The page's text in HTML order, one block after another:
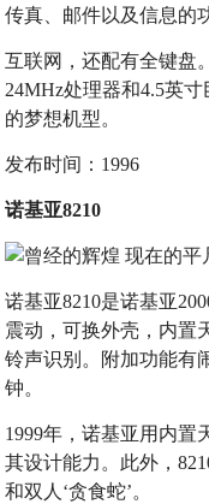
传真、邮件以及信息的
互联网，还配有全键盘
24MHz处理器和4.5英
的梦想机型。
发布时间：1996
诺基亚8210
诺基亚8210是诺基亚
震动，可换外壳，内置
铃声识别。附加功能有
钟。
1999年，诺基亚用内置
其设计能力。此外，
和双人‘贪食蛇’。